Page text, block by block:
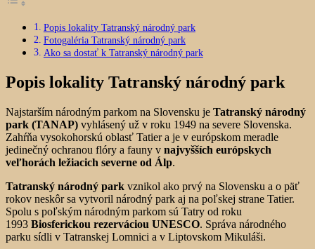
Popis lokality Tatranský národný park
Fotogaléria Tatranský národný park
Ako sa dostať k Tatranský národný park
Popis lokality Tatranský národný park
Najstarším národným parkom na Slovensku je Tatranský národný
park (TANAP) vyhlásený už v roku 1949 na severe Slovenska.
Zahŕňa vysokohorskú oblasť Tatier a je v európskom meradle
jedinečný ochranou flóry a fauny v najvyšších európskych
veľhorách ležiacich severne od Álp.
Tatranský národný park vznikol ako prvý na Slovensku a o päť
rokov neskôr sa vytvoril národný park aj na poľskej strane Tatier.
Spolu s poľským národným parkom sú Tatry od roku
1993 Biosferickou rezerváciou UNESCO. Správa národného
parku sídli v Tatranskej Lomnici a v Liptovskom Mikuláši.